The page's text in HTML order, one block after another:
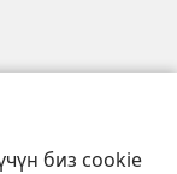
биз cookie